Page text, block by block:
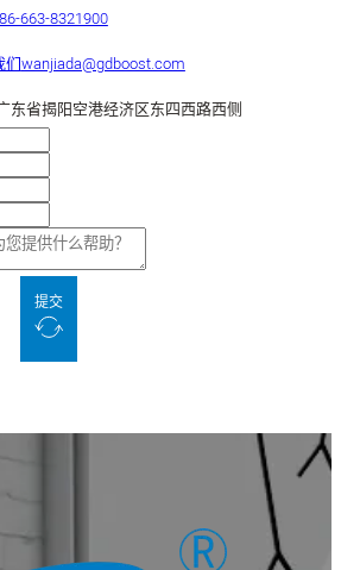
663-8321900
们wanjiada@gdboost.com
东省揭阳空港经济区东四西路西侧
提交